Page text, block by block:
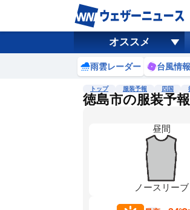
オススメ
雨雲レーダー 台風情報
トップ 服装予報 四国
徳島市の服装予報
昼間
ノースリーブ